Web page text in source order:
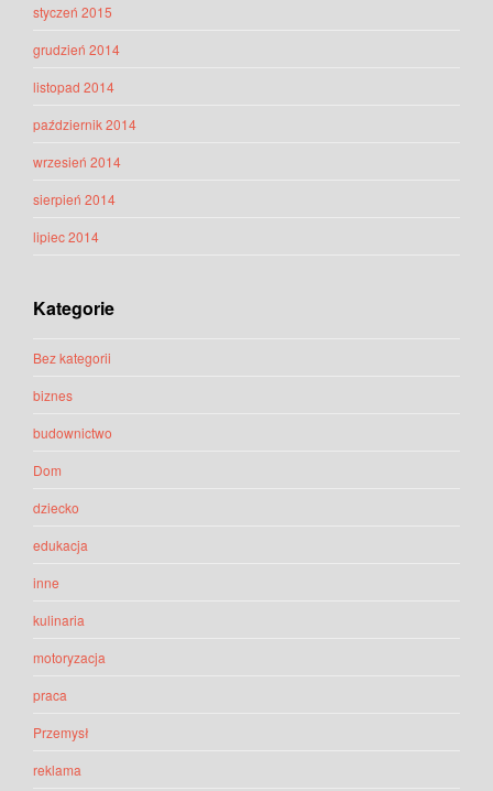
styczeń 2015
grudzień 2014
listopad 2014
październik 2014
wrzesień 2014
sierpień 2014
lipiec 2014
Kategorie
Bez kategorii
biznes
budownictwo
Dom
dziecko
edukacja
inne
kulinaria
motoryzacja
praca
Przemysł
reklama